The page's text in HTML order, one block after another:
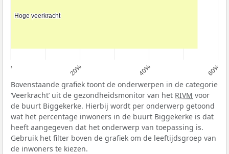
0% 20% 40% 60%
Hoge veerkracht
Hoge veerkracht
Bovenstaande grafiek toont de onderwerpen in de categorie
‘Veerkracht’ uit de gezondheidsmonitor van het RIVM voor
de buurt Biggekerke. Hierbij wordt per onderwerp getoond
wat het percentage inwoners in de buurt Biggekerke is dat
heeft aangegeven dat het onderwerp van toepassing is.
Gebruik het filter boven de grafiek om de leeftijdsgroep van
de inwoners te kiezen.